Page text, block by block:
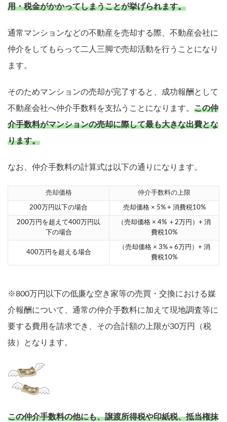
用・税金がかかってしまうことが挙げられます。
通常マンションなどの不動産を売却する際、不動産会社に
仲介をしてもらって二人三脚で売却活動を行うことになり
ます。
そのためマンションの売却が完了すると、成功報酬として
不動産会社へ仲介手数料を支払うことになります。 この仲
介手数料がマンションの売却に際して最も大きな出費とな
ります。
なお、仲介手数料の計算式は以下の通りになります。
売却価格 仲介手数料の上限
200万円以下の場合 売却価格 × 5% + 消費税10%
200万円を超えて400万円以
下の場合
（売却価格 × 4% ＋2万円）+ 消
費税10%
400万円を超える場合
（売却価格 × 3%＋6万円）+ 消
費税10%
※800万円以下の低廉な空き家等の売買・交換における媒
介報酬について、通常の仲介手数料に加えて現地調査等に
要する費用を請求でき、その合計額の上限が30万円（税
抜）となります。
この仲介手数料の他にも、譲渡所得税や印紙税、抵当権抹